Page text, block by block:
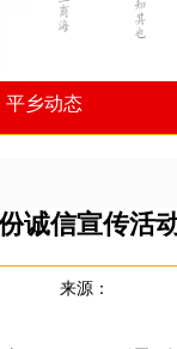
平乡动态
诚信宣传活
来源：